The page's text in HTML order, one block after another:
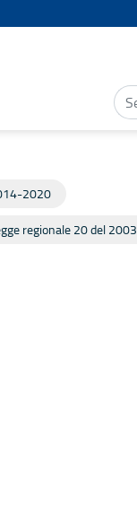
2020
regionale 20 del 2003